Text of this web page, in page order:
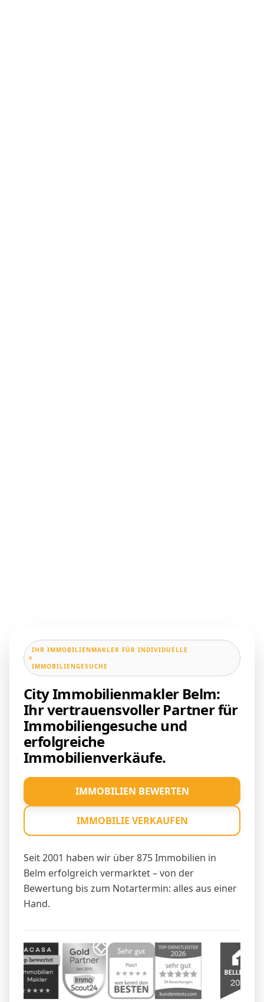
IHR IMMOBILIENMAKLER FÜR INDIVIDUELLE
IMMOBILIENGESUCHE
City Immobilienmakler Belm:
Ihr vertrauensvoller Partner für
Immobiliengesuche und
erfolgreiche
Immobilienverkäufe.
Seit 2001 haben wir über 875 Immobilien in
Belm erfolgreich vermarktet – von der
Bewertung bis zum Notartermin: alles aus einer
Hand.
IMMOBILIEN BEWERTEN
IMMOBILIE VERKAUFEN